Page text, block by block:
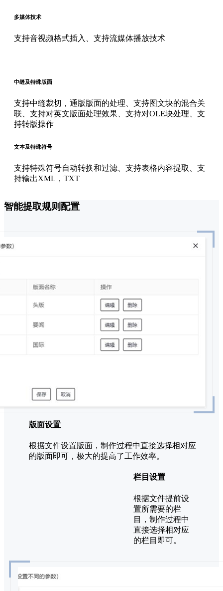
多媒体技术
支持音视频格式插入、支持流媒体播放技术
中缝及特殊版面
支持中缝裁切，通版版面的处理、支持图文块的混合关
联、支持对英文版面处理效果、支持对OLE块处理、支
持转版操作
文本及特殊符号
支持特殊符号自动转换和过滤、支持表格内容提取、支
持输出XML，TXT
智能提取规则配置
版面设置
根据文件设置版面，制作过程中直接选择相对应
的版面即可，极大的提高了工作效率。
栏目设置
根据文件提前设
置所需要的栏
目，制作过程中
直接选择相对应
的栏目即可。